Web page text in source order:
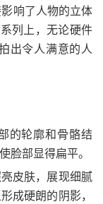
响了人物的立体
列上，无论硬件
出令人满意的人
的轮廓和骨骼结
脸部显得扁平。
皮肤，展现细腻
成硬朗的阴影，